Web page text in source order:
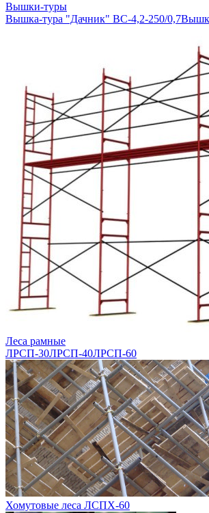
Вышки-туры
Вышка-тура "Дачник" ВС-4,2-250/0,7
Леса рамные
ЛРСП-30ЛРСП-40ЛРСП-60
Хомутовые леса ЛСПХ-60